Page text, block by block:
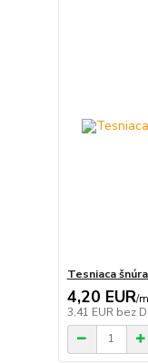
Tesniaca
4,20 EUR/m
3,41 EUR bez